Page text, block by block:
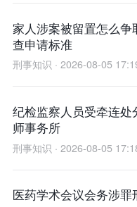
家人涉案被留置怎么
查申请标准
刑事知识 · 2026-08-05
纪检监察人员受牵连
师事务所
刑事知识 · 2026-08-05
医药学术会议会务涉